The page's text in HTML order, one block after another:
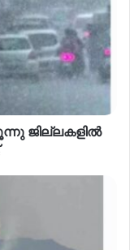
ജില്ലകളിൽ